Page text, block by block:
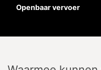
Openbaar vervoer